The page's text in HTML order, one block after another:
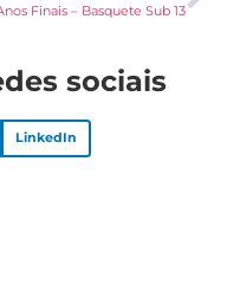
Finais – Basquete Sub 13
sociais
LinkedIn